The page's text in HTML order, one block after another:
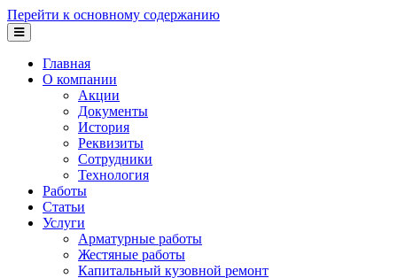
Перейти к основному содержанию
Главная
О компании
Акции
Документы
История
Реквизиты
Сотрудники
Технология
Работы
Статьи
Услуги
Арматурные работы
Жестяные работы
Капитальный кузовной ремонт